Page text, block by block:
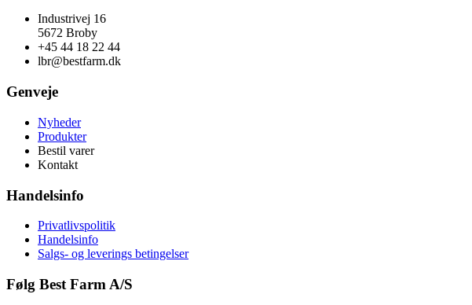
Industrivej 16
5672 Broby
+45 44 18 22 44
lbr@bestfarm.dk
Genveje
Nyheder
Produkter
Bestil varer
Kontakt
Handelsinfo
Privatlivspolitik
Handelsinfo
Salgs- og leverings betingelser
Følg Best Farm A/S